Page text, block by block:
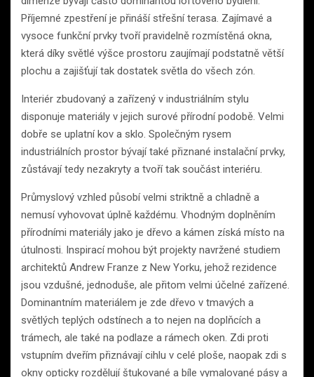
Příjemné zpestření je přináší střešní terasa. Zajímavé a
vysoce funkční prvky tvoří pravidelně rozmístěná okna,
která díky světlé výšce prostoru zaujímají podstatně větší
plochu a zajišťují tak dostatek světla do všech zón.
Interiér zbudovaný a zařízený v industriálním stylu
disponuje materiály v jejich surové přírodní podobě. Velmi
dobře se uplatní kov a sklo. Společným rysem
industriálních prostor bývají také přiznané instalační prvky,
zůstávají tedy nezakryty a tvoří tak součást interiéru.
Průmyslový vzhled působí velmi striktně a chladně a
nemusí vyhovovat úplně každému. Vhodným doplněním
přírodními materiály jako je dřevo a kámen získá místo na
útulnosti. Inspirací mohou být projekty navržené studiem
architektů Andrew Franze z New Yorku, jehož rezidence
jsou vzdušné, jednoduše, ale přitom velmi účelné zařízené.
Dominantním materiálem je zde dřevo v tmavých a
světlých teplých odstínech a to nejen na doplňcích a
trámech, ale také na podlaze a rámech oken. Zdi proti
vstupním dveřím přiznávají cihlu v celé ploše, naopak zdi s
okny opticky rozdělují štukované a bíle vymalované pásy a